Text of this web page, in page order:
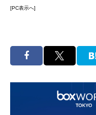
[PC表示へ]